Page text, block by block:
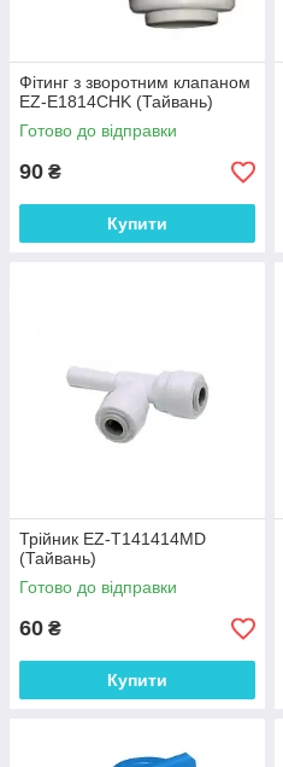
Фітинг з зворотним клапаном
EZ-E1814CHK (Тайвань)
Готово до відправки
90 ₴
Купити
Трійник EZ-T141414MD
(Тайвань)
Готово до відправки
60 ₴
Купити